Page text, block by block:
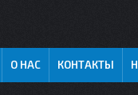
О НАС КОНТАКТЫ